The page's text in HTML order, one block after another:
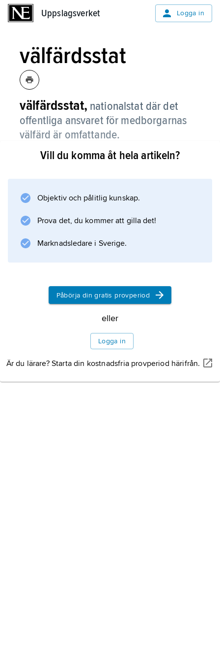
Uppslagsverket Logga in
välfärdsstat
välfärdsstat, nationalstat där det
offentliga ansvaret för medborgarnas
välfärd är omfattande.
Termen välfärdsstat används både i en vid och
senare fallet fokuserar på de offentliga
socialförsäkringar, bidrag, sjukvård, social
service och utbildning. När man talar om
välfärdsstatens kris kan man avse
Information om artikeln
Vill du komma åt hela artikeln?
Objektiv och pålitlig kunskap.
Prova det, du kommer att gilla det!
Marknadsledare i Sverige.
Påbörja din gratis provperiod
eller
Logga in
Är du lärare? Starta din kostnadsfria provperiod härifrån.